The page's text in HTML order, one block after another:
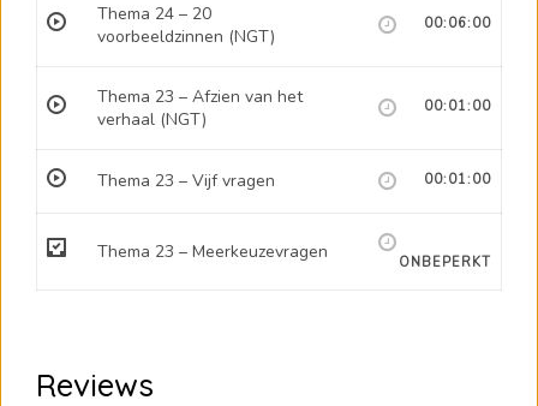
Thema 24 – 20
voorbeeldzinnen (NGT)
00:06:00
Thema 23 – Afzien van het
verhaal (NGT)
00:01:00
Thema 23 – Vijf vragen 00:01:00
Thema 23 – Meerkeuzevragen ONBEPERKT
Reviews